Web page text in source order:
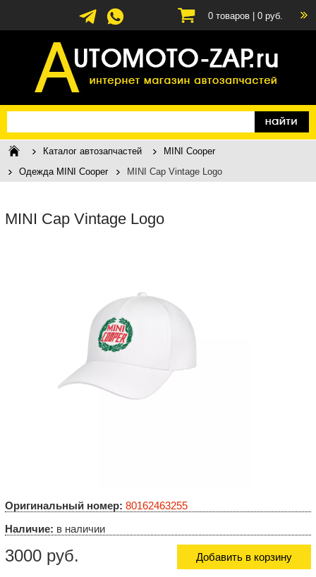
0 товаров | 0 руб.
Каталог автозапчастей
MINI Cooper
Одежда MINI Cooper
MINI Cap Vintage Logo
MINI Cap Vintage Logo
Оригинальный номер: 80162463255
Наличие: в наличии
3000 руб. Добавить в корзину